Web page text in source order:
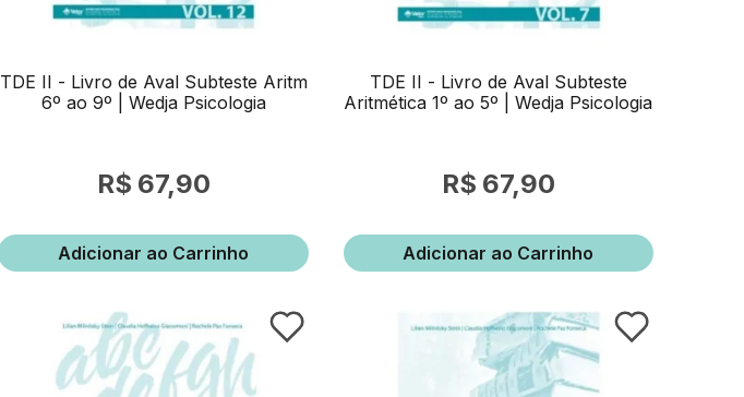
TDE II - Livro de Aval Subteste Aritm
6º ao 9º | Wedja Psicologia
67,90
Adicionar ao Carrinho
TDE II - Livro de Aval Subteste
Aritmética 1º ao 5º | Wedja Psicologia
67,90
Adicionar ao Carrinho